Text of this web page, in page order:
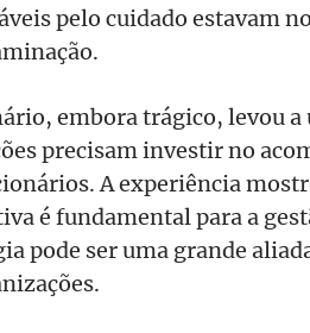
pelo cuidado estavam
embora trágico, levou
precisam investir no
A experiência
é fundamental para a
pode ser uma grande